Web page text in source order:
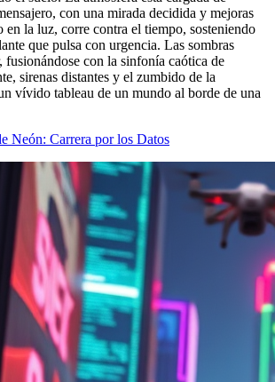
con una mirada decidida y mejoras
en la luz, corre contra el tiempo, sosteniendo
que pulsa con urgencia. Las sombras
fusionándose con la sinfonía caótica de
sirenas distantes y el zumbido de la
vívido tableau de un mundo al borde de una
Neón: Carrera por los Datos